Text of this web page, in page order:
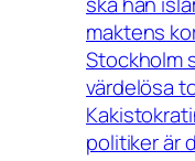
maktens
Stockholm
värdelösa
politiker är